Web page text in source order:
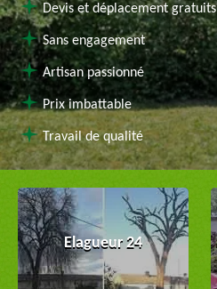
Devis et déplacement gratuits
Sans engagement
Artisan passionné
Prix imbattable
Travail de qualité
Elagueur 24